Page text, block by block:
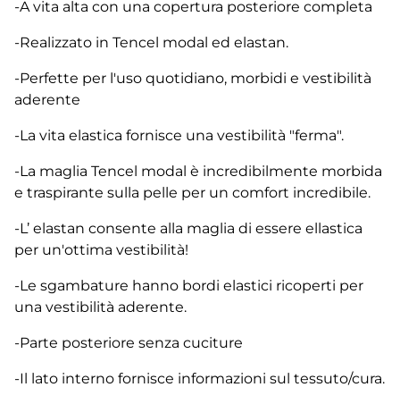
-A vita alta con una copertura posteriore completa
-Realizzato in Tencel modal ed elastan.
-Perfette per l'uso quotidiano, morbidi e vestibilità
aderente
-La vita elastica fornisce una vestibilità "ferma".
-La maglia Tencel modal è incredibilmente morbida
e traspirante sulla pelle per un comfort incredibile.
-L’ elastan consente alla maglia di essere ellastica
per un'ottima vestibilità!
-Le sgambature hanno bordi elastici ricoperti per
una vestibilità aderente.
-Parte posteriore senza cuciture
-Il lato interno fornisce informazioni sul tessuto/cura.